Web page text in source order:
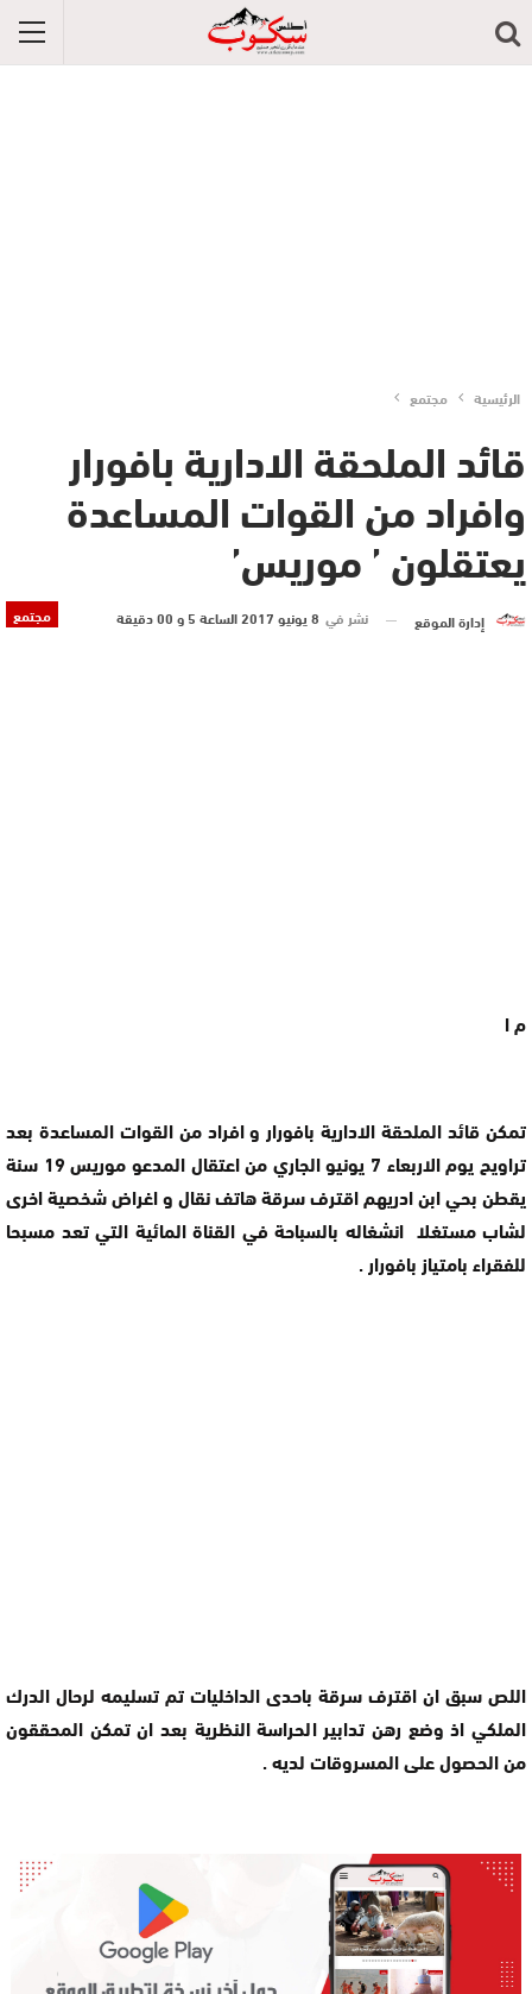
الرئيسية مجتمع
قائد الملحقة الادارية بافورار
وافراد من القوات المساعدة
يعتقلون ’ موريس’
مجتمع إدارة الموقع نشر في 8 يونيو 2017 الساعة 5 و 00 دقيقة
م ا
تمكن قائد الملحقة الادارية بافورار و افراد من القوات المساعدة بعد
تراويح يوم الاربعاء 7 يونيو الجاري من اعتقال المدعو موريس 19 سنة
يقطن بحي ابن ادريهم اقترف سرقة هاتف نقال و اغراض شخصية اخرى
لشاب مستغلا انشغاله بالسباحة في القناة المائية التي تعد مسبحا
للفقراء بامتياز بافورار .
اللص سبق ان اقترف سرقة باحدى الداخليات تم تسليمه لرحال الدرك
الملكي اذ وضع رهن تدابير الحراسة النظرية بعد ان تمكن المحققون
من الحصول على المسروقات لديه .